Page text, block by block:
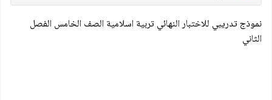
نموذج تدريبي للاختبار النهائي تربية اسلامية الصف الخامس الفصل
الثاني